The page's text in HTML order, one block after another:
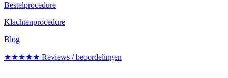
Bestelprocedure
Klachtenprocedure
Blog
★★★★★ Reviews / beoordelingen